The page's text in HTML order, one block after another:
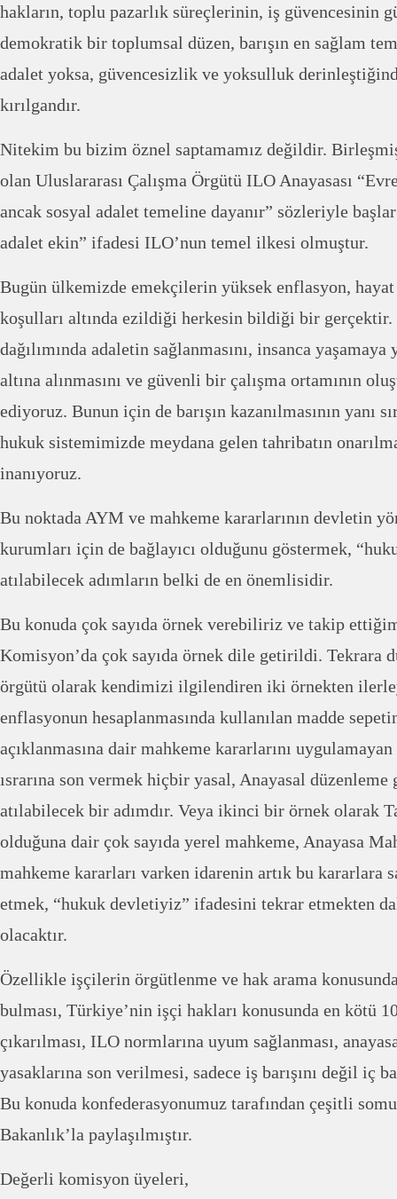
hakların, toplu pazarlık süreçlerinin, iş güvencesinin
demokratik bir toplumsal düzen, barışın en sağlam
adalet yoksa, güvencesizlik ve yoksulluk
kırılgandır.
Nitekim bu bizim öznel saptamamız değildir.
olan Uluslararası Çalışma Örgütü ILO Anayasası
ancak sosyal adalet temeline dayanır” sözleriyle
adalet ekin” ifadesi ILO’nun temel ilkesi olmuştur.
Bugün ülkemizde emekçilerin yüksek enflasyon, hayat
koşulları altında ezildiği herkesin bildiği bir
dağılımında adaletin sağlanmasını, insanca
altına alınmasını ve güvenli bir çalışma ortamının
ediyoruz. Bunun için de barışın kazanılmasının yanı
hukuk sistemimizde meydana gelen tahribatın
inanıyoruz.
Bu noktada AYM ve mahkeme kararlarının devletin
kurumları için de bağlayıcı olduğunu göstermek,
atılabilecek adımların belki de en önemlisidir.
Bu konuda çok sayıda örnek verebiliriz ve takip
Komisyon’da çok sayıda örnek dile getirildi. Tekrara
örgütü olarak kendimizi ilgilendiren iki örnekten
enflasyonun hesaplanmasında kullanılan madde
açıklanmasına dair mahkeme kararlarını
ısrarına son vermek hiçbir yasal, Anayasal düzenleme
atılabilecek bir adımdır. Veya ikinci bir örnek olarak
olduğuna dair çok sayıda yerel mahkeme, Anayasa
mahkeme kararları varken idarenin artık bu kararlara
etmek, “hukuk devletiyiz” ifadesini tekrar etmekten
olacaktır.
Özellikle işçilerin örgütlenme ve hak arama konusunda
bulması, Türkiye’nin işçi hakları konusunda en kötü
çıkarılması, ILO normlarına uyum sağlanması,
yasaklarına son verilmesi, sadece iş barışını değil iç
Bu konuda konfederasyonumuz tarafından çeşitli
Bakanlık’la paylaşılmıştır.
Değerli komisyon üyeleri,